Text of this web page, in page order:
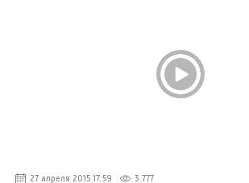
27 апреля 2015 17:59 3 777